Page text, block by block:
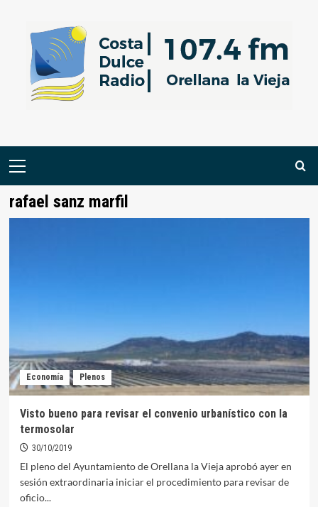
contenido
Menú
rafael sanz marfil
Economía Plenos
Visto bueno para revisar el convenio urbanístico con la
termosolar
30/10/2019
El pleno del Ayuntamiento de Orellana la Vieja aprobó ayer en
sesión extraordinaria iniciar el procedimiento para revisar de
oficio...